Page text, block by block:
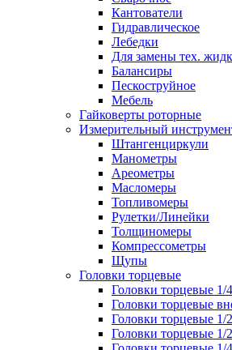
Кантователи
Гидравлическое
Лебедки
Для замены тех.
Балансиры
Пескоструйное
Мебель
Гайковерты роторные
Измерительный
Штангенциркули
Манометры
Ареометры
Масломеры
Топливомеры
Рулетки/Линейки
Толщиномеры
Компрессометры
Щупы
Головки торцевые
Головки торцевые 1/
Головки торцевые
Головки торцевые 1/
Головки торцевые 1/